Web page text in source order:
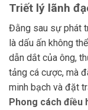
Triết lý lãnh
Đằng sau sự phát
là dấu ấn không
dẫn dắt của ông,
tảng cá cược, mà
minh bạch và đặt
Phong cách điều